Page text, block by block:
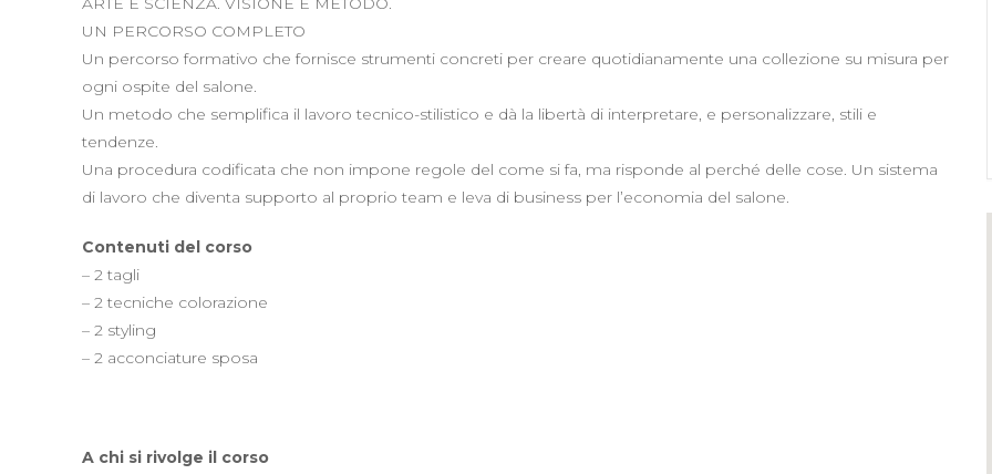
UN PERCORSO COMPLETO
Un percorso formativo che fornisce strumenti concreti per creare quotidianamente una collezione su misura per
ogni ospite del salone.
Un metodo che semplifica il lavoro tecnico-stilistico e dà la libertà di interpretare, e personalizzare, stili e
tendenze.
Una procedura codificata che non impone regole del come si fa, ma risponde al perché delle cose. Un sistema
di lavoro che diventa supporto al proprio team e leva di business per l’economia del salone.
Contenuti del corso
– 2 tagli
– 2 tecniche colorazione
– 2 styling
– 2 acconciature sposa
A chi si rivolge il corso